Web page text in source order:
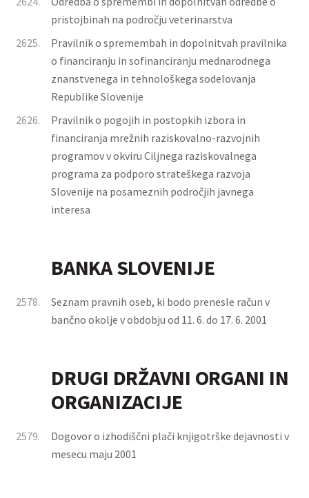
pristojbinah na področju veterinarstva
2625.
Pravilnik o spremembah in dopolnitvah pravilnika
o financiranju in sofinanciranju mednarodnega
znanstvenega in tehnološkega sodelovanja
Republike Slovenije
2626.
Pravilnik o pogojih in postopkih izbora in
financiranja mrežnih raziskovalno-razvojnih
programov v okviru Ciljnega raziskovalnega
programa za podporo strateškega razvoja
Slovenije na posameznih področjih javnega
interesa
BANKA SLOVENIJE
2578.
Seznam pravnih oseb, ki bodo prenesle račun v
bančno okolje v obdobju od 11. 6. do 17. 6. 2001
DRUGI DRŽAVNI ORGANI IN
ORGANIZACIJE
2579.
Dogovor o izhodiščni plači knjigotrške dejavnosti v
mesecu maju 2001